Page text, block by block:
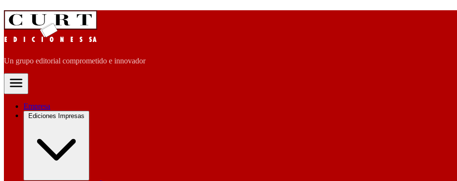
Un grupo editorial comprometido e innovador
Empresa
Ediciones Impresas